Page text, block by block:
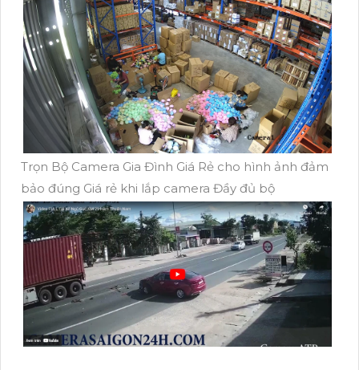
Trọn Bộ Camera Gia Đình Giá Rẻ cho hình ảnh đảm
bảo đúng Giá rẻ khi lắp camera Đầy đủ bộ